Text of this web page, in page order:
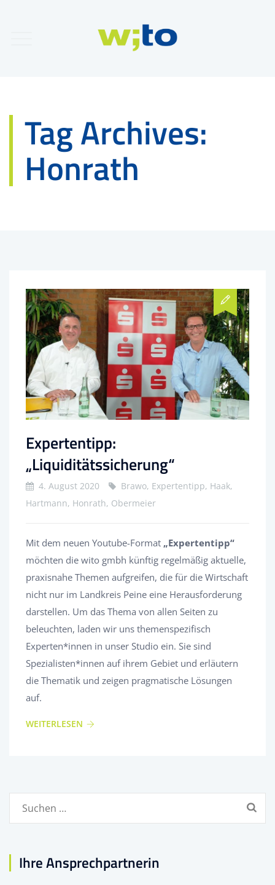
Tag Archives:
Honrath
Expertentipp:
„Liquiditätssicherung“
4. August 2020
Brawo, Expertentipp, Haak,
Hartmann, Honrath, Obermeier
Mit dem neuen Youtube-Format „Expertentipp“
möchten die wito gmbh künftig regelmäßig aktuelle,
praxisnahe Themen aufgreifen, die für die Wirtschaft
nicht nur im Landkreis Peine eine Herausforderung
darstellen. Um das Thema von allen Seiten zu
beleuchten, laden wir uns themenspezifisch
Experten*innen in unser Studio ein. Sie sind
Spezialisten*innen auf ihrem Gebiet und erläutern
die Thematik und zeigen pragmatische Lösungen
auf.
WEITERLESEN
Suchen
Ihre Ansprechpartnerin